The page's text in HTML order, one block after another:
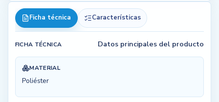
Ficha técnica Características
FICHA TÉCNICA Datos principales del producto
MATERIAL
Poliéster